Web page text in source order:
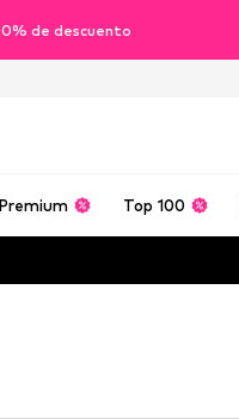
de descuento
Premium Top 100